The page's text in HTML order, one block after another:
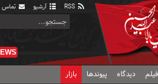
آرشیو تماس
دیدگاه پیوندها بازار